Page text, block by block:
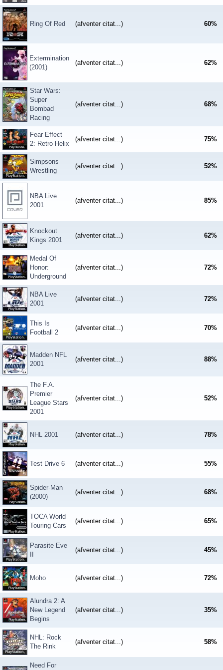
Ring Of Red (afventer citat...) 60%
Extermination
(2001)
(afventer citat...) 62%
Star Wars:
Super
Bombad
Racing
(afventer citat...) 68%
Fear Effect
2: Retro Helix
(afventer citat...) 75%
Simpsons
Wrestling
(afventer citat...) 52%
NBA Live
2001
(afventer citat...) 85%
Knockout
Kings 2001
(afventer citat...) 62%
Medal Of
Honor:
Underground
(afventer citat...) 72%
NBA Live
2001
(afventer citat...) 72%
This Is
Football 2
(afventer citat...) 70%
Madden NFL
2001
(afventer citat...) 88%
The F.A.
Premier
League Stars
2001
(afventer citat...) 52%
NHL 2001 (afventer citat...) 78%
Test Drive 6 (afventer citat...) 55%
Spider-Man
(2000)
(afventer citat...) 68%
TOCA World
Touring Cars
(afventer citat...) 65%
Parasite Eve
(afventer citat...) 45%
Moho (afventer citat...) 72%
Alundra 2: A
New Legend
Begins
(afventer citat...) 35%
NHL: Rock
The Rink
(afventer citat...) 58%
Need For